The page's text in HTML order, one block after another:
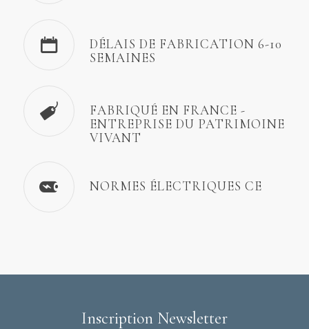
DÉLAIS DE FABRICATION 6-10
SEMAINES
FABRIQUÉ EN FRANCE -
ENTREPRISE DU PATRIMOINE
VIVANT
NORMES ÉLECTRIQUES CE
Inscription Newsletter